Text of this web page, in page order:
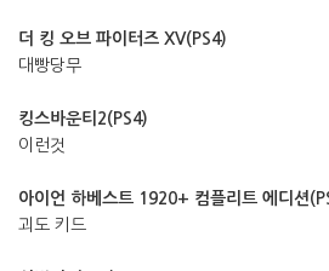
더 킹 오브 파이터즈 XV(PS4)
대빵당무
킹스바운티2(PS4)
이런것
아이언 하베스트 1920+ 컴플리트 에디션
괴도 키드